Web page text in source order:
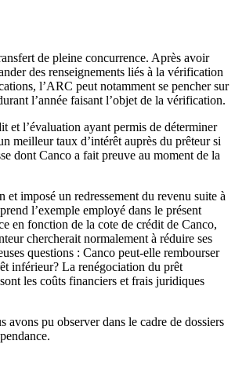
de pleine concurrence. Après avoir
des renseignements liés à la vérification
l’ARC peut notamment se pencher sur
l’année faisant l’objet de la vérification.
et l’évaluation ayant permis de déterminer
meilleur taux d’intérêt auprès du prêteur si
dont Canco a fait preuve au moment de la
imposé un redressement du revenu suite à
l’exemple employé dans le présent
en fonction de la cote de crédit de Canco,
chercherait normalement à réduire ses
questions : Canco peut-elle rembourser
inférieur? La renégociation du prêt
les coûts financiers et frais juridiques
pu observer dans le cadre de dossiers